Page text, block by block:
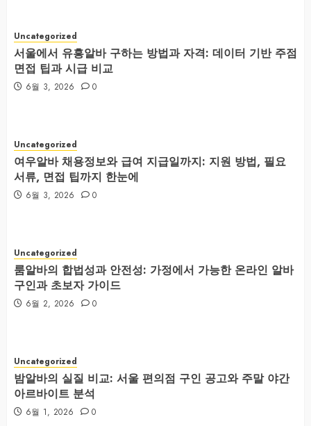
Uncategorized
서울에서 유흥알바 구하는 방법과 자격: 데이터 기반 주점
면접 팁과 시급 비교
6월 3, 2026 0
Uncategorized
여우알바 채용정보와 급여 지급일까지: 지원 방법, 필요
서류, 면접 팁까지 한눈에
6월 3, 2026 0
Uncategorized
룸알바의 합법성과 안전성: 가정에서 가능한 온라인 알바
구인과 초보자 가이드
6월 2, 2026 0
Uncategorized
밤알바의 실질 비교: 서울 편의점 구인 공고와 주말 야간
아르바이트 분석
6월 1, 2026 0